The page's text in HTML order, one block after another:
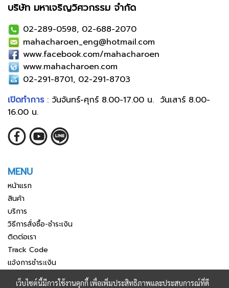
บริษัท มหาเจริญวิศวกรรม จำกัด
02-289-0598, 02-688-2070
mahacharoen_eng@hotmail.com
www.facebook.com/mahacharoen
www.mahacharoen.com
02-291-8701, 02-291-8703
เปิดทำการ: วันจันทร์-ศุกร์ 8.00-17.00 น. วันเสาร์ 8.00-
16.00 น.
MENU
หน้าแรก
สินค้า
บริการ
วิธีการสั่งซื้อ-ชำระเงิน
ติดต่อเรา
Track Code
แจ้งการชำระเงิน
เว็บไซต์นี้มีการใช้งานคุกกี้ เพื่อเพิ่มประสิทธิภาพและประสบการณ์ที่ดี